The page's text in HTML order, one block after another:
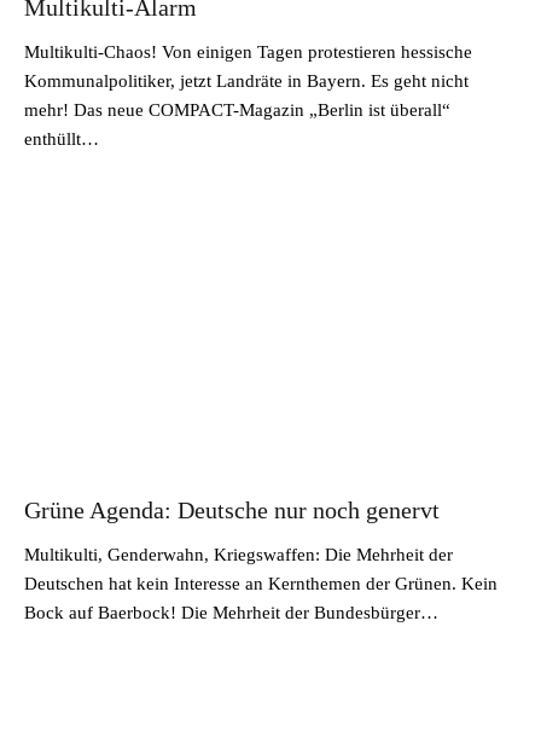
Multikulti-Alarm
Multikulti-Chaos! Von einigen Tagen protestieren hessische
Kommunalpolitiker, jetzt Landräte in Bayern. Es geht nicht
mehr! Das neue COMPACT-Magazin „Berlin ist überall“
enthüllt…
Grüne Agenda: Deutsche nur noch genervt
Multikulti, Genderwahn, Kriegswaffen: Die Mehrheit der
Deutschen hat kein Interesse an Kernthemen der Grünen. Kein
Bock auf Baerbock! Die Mehrheit der Bundesbürger…